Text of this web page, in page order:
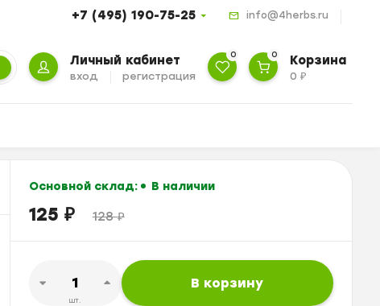
+7 (495) 190-75-25 info@4herbs.ru
Личный кабинет
вход регистрация
0 0 Корзина
0₽
Основной склад: В наличии
125 ₽ 128₽
шт.
В корзину